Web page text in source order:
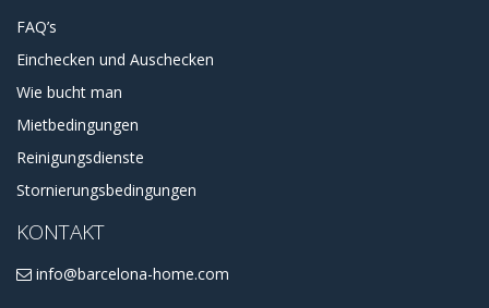
FAQ’s
Einchecken und Auschecken
Wie bucht man
Mietbedingungen
Reinigungsdienste
Stornierungsbedingungen
KONTAKT
info@barcelona-home.com